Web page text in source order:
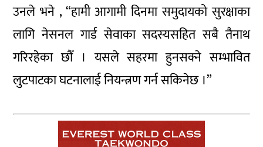
उनले भने , “हामी आगामी दिनमा समुदायको सुरक्षाका
लागि नेसनल गार्ड सेवाका सदस्यसहित सबै तैनाथ
गरिरहेका छौँ । यसले सहरमा हुनसक्ने सम्भावित
लुटपाटका घटनालाई नियन्त्रण गर्न सकिनेछ ।”